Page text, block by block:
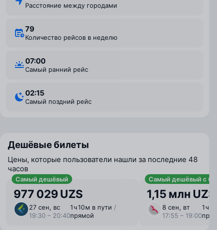
Расстояние между городами
79
Количество рейсов в неделю
07:00
Самый ранний рейс
02:15
Самый поздний рейс
Дешёвые билеты
Цены, которые пользователи нашли за последние 48
часов
Самый дешёвый
977 029 UZS
27 сен, вс
19:30 – 20:40
1 ⁠ч 10 ⁠м в пути /
прямой
Самый дешёвый с
1,15 млн UZS
8 сен, вт
17:55 – 19:00
1 ⁠ч